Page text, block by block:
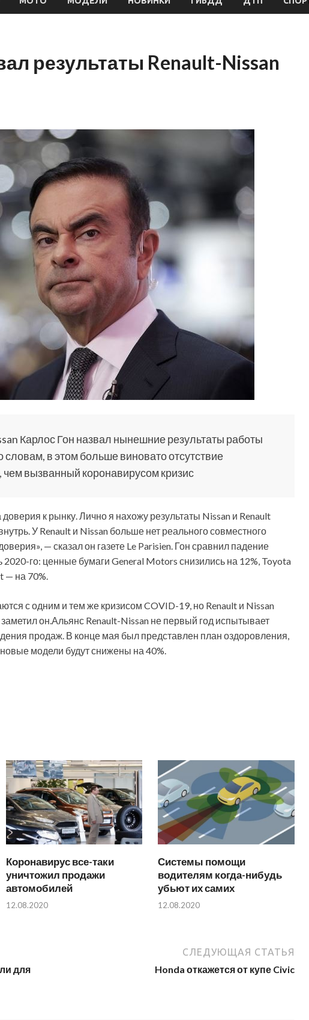
результаты Renault-Nissan
Карлос Гон назвал нынешние результаты работы
словам, в этом больше виновато отсутствие
чем вызванный коронавирусом кризис
к рынку. Лично я нахожу результаты Nissan и Renault
У Renault и Nissan больше нет реального совместного
— сказал он газете Le Parisien. Гон сравнил падение
го: ценные бумаги General Motors снизились на 12%, Toyota
— на 70%.
с одним и тем же кризисом COVID-19, но Renault и Nissan
он.Альянс Renault-Nissan не первый год испытывает
продаж. В конце мая был представлен план оздоровления,
модели будут снижены на 40%.
Коронавирус все-таки
уничтожил продажи
автомобилей
12.08.2020
Системы помощи
водителям когда-нибудь
убьют их самих
12.08.2020
для
СЛЕДУЮЩАЯ СТАТЬЯ
Honda откажется от купе Civic